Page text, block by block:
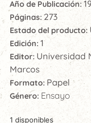
Año de Publicación:
Páginas: 273
Estado del producto:
Edición: 1
Editor: Universidad
Marcos
Formato: Papel
Género: Ensayo
1 disponibles